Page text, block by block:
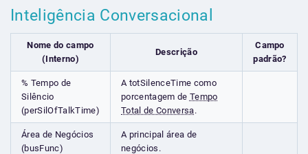
Inteligência Conversacional
Nome do campo
(Interno)
Descrição
Campo
padrão?
% Tempo de
Silêncio
(perSilOfTalkTime)
A totSilenceTime como
porcentagem de Tempo
Total de Conversa.
Área de Negócios
(busFunc)
A principal área de
negócios.